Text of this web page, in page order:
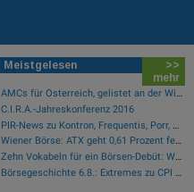
Meistgelesen
>>
mehr
AMCs für Österreich, gelistet an der Wiener Börse
C.I.R.A.-Jahreskonferenz 2016
PIR-News zu Kontron, Frequentis, Porr, BKS, Research zu Erste Group, Verbund (Christine Petzwinkler)
Wiener Börse: ATX geht 0,61 Prozent fester aus der Donnerstag-Sitzung
Zehn Vokabeln für ein Börsen-Debüt: Wie Asta sein Geschäftsmodell erklärt (Podcast)
Börsegeschichte 6.8.: Extremes zu CPI Europe aus der Immofinanz-Ära (Börse Geschichte) (BörseGeschichte)